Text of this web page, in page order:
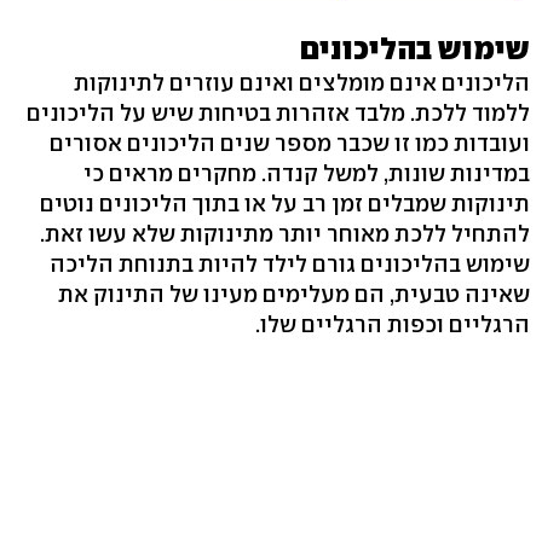
שימוש בהליכונים
הליכונים אינם מומלצים ואינם עוזרים לתינוקות
ללמוד ללכת. מלבד אזהרות בטיחות שיש על הליכונים
ועובדות כמו זו שכבר מספר שנים הליכונים אסורים
במדינות שונות, למשל קנדה. מחקרים מראים כי
תינוקות שמבלים זמן רב על או בתוך הליכונים נוטים
להתחיל ללכת מאוחר יותר מתינוקות שלא עשו זאת.
שימוש בהליכונים גורם לילד להיות בתנוחת הליכה
שאינה טבעית, הם מעלימים מעינו של התינוק את
הרגליים וכפות הרגליים שלו.